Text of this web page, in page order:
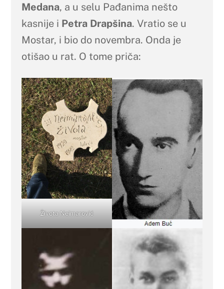
Medana, a u selu Pađanima nešto
kasnije i Petra Drapšina. Vratio se u
Mostar, i bio do novembra. Onda je
otišao u rat. O tome priča:
Života Neimarović